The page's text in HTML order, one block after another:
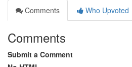
Comments
Who Upvoted
Comments
Submit a Comment